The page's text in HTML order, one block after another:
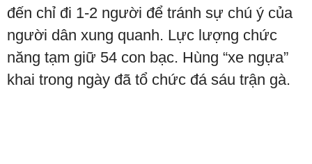
đến chỉ đi 1-2 người để tránh sự chú ý của
người dân xung quanh. Lực lượng chức
năng tạm giữ 54 con bạc. Hùng “xe ngựa”
khai trong ngày đã tổ chức đá sáu trận gà.